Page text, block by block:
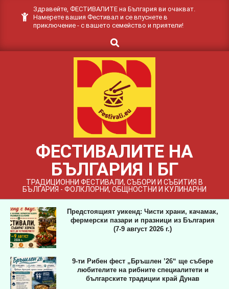
Здравейте, ФЕСТИВАЛИТЕ на България ви очакват.
Намерете вашия Фестивал и се впуснете в
приключение - с вашето семейство и приятели!
Search
ФЕСТИВАЛИТЕ НА
БЪЛГАРИЯ I БГ
ТРАДИЦИОННИ ФЕСТИВАЛИ, СЪБОРИ И СЪБИТИЯ В
БЪЛГАРИЯ - ФОЛКЛОРНИ, ОБЩНОСТНИ И КУЛИНАРНИ
Предстоящият уикенд: Чисти храни, качамак,
фермерски пазари и празници из България
(7-9 август 2026 г.)
9-ти Рибен фест „Бръшлен ’26“ ще събере
любителите на рибните специалитети и
българските традиции край Дунав